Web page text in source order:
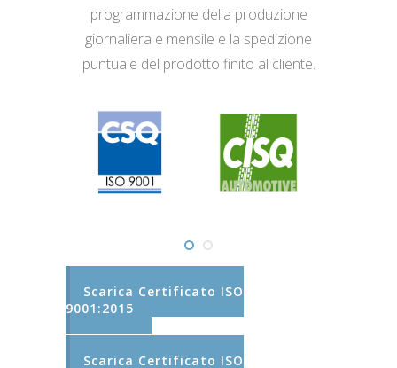
programmazione della produzione
giornaliera e mensile e la spedizione
puntuale del prodotto finito al cliente.
Scarica Certificato ISO
9001:2015
Scarica Certificato ISO